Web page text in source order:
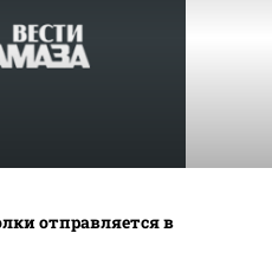
отправляется в